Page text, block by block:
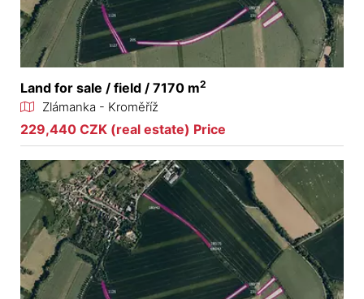
Land for sale / field / 7170 m2
Zlámanka - Kroměříž
229,440 CZK (real estate) Price